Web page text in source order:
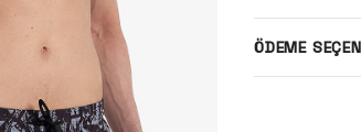
ÖDEME